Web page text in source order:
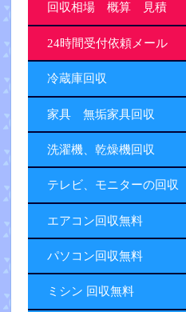
回収相場 概算 見積
24時間受付依頼メール
冷蔵庫回収
家具 無垢家具回収
洗濯機、乾燥機回収
テレビ、モニターの回収
エアコン回収無料
パソコン回収無料
ミシン 回収無料